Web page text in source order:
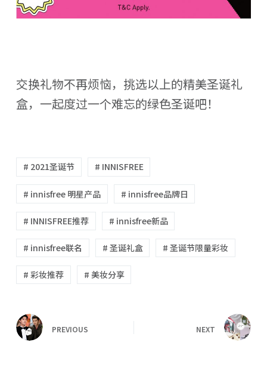
交换礼物不再烦恼，挑选以上的精美圣诞礼
盒，一起度过一个难忘的绿色圣诞吧！
# 2021圣诞节 # INNISFREE
# innisfree 明星产品 # innisfree品牌日
# INNISFREE推荐 # innisfree新品
# innisfree联名 # 圣诞礼盒 # 圣诞节限量彩妆
# 彩妆推荐 # 美妆分享
PREVIOUS NEXT